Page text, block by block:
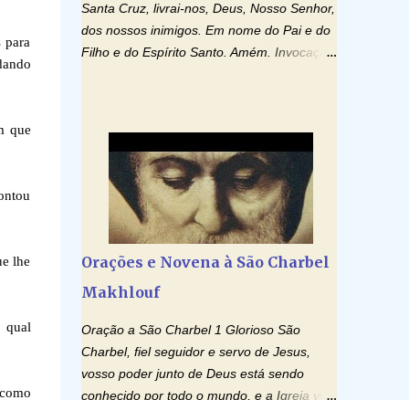
para
que
lhe
qual
Santa Cruz, livrai-nos, Deus, Nosso Senhor,
dos nossos inimigos. Em nome do Pai e do
Filho e do Espírito Santo. Amém. Invocação
renovareis a face da terra. Oremos: Ó
Deus, que instruístes os corações dos
vossos fiéis com a luz do Espírito Santo,
fazei que apreciemos retamente todas as
gozemos sempre da sua consolação. Por
Cristo, Senhor Nosso. Amém. Creio: Creio
céu e da terra; e em Jesus Cristo, seu único
Filho, nosso Senhor; que foi concebido pelo
poder do Espí­rito Santo; nasceu da Virgem
Orações e Novena à São Charbel
Makhlouf
Oração a São Charbel 1 Glorioso São
Charbel, fiel seguidor e servo de Jesus,
vosso poder junto de Deus está sendo
conhecido por todo o mundo, e a Igreja vos